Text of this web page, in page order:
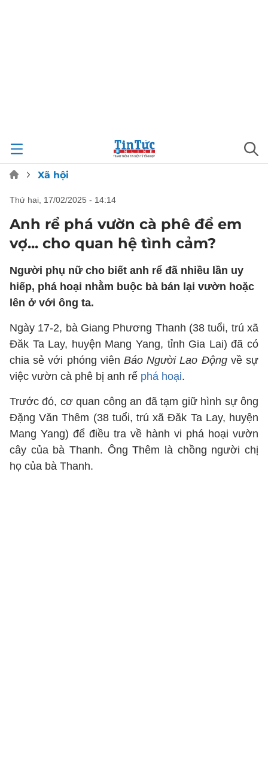
Xã hội
thứ hai, 17/02/2025 - 14:14
Anh rể phá vườn cà phê để em
vợ... cho quan hệ tình cảm?
Người phụ nữ cho biết anh rể đã nhiều lần uy
hiếp, phá hoại nhằm buộc bà bán lại vườn hoặc
lên ở với ông ta.
Ngày 17-2, bà Giang Phương Thanh (38 tuổi, trú xã
Đăk Ta Lay, huyện Mang Yang, tỉnh Gia Lai) đã có
chia sẻ với phóng viên Báo Người Lao Động về sự
việc vườn cà phê bị anh rể phá hoại.
Trước đó, cơ quan công an đã tạm giữ hình sự ông
Đặng Văn Thêm (38 tuổi, trú xã Đăk Ta Lay, huyện
Mang Yang) để điều tra về hành vi phá hoại vườn
cây của bà Thanh. Ông Thêm là chồng người chị
họ của bà Thanh.